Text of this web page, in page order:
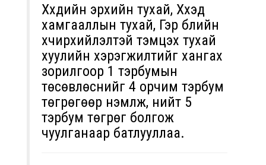
Хүүхдийн эрхийн тухай, Хүүхэд
хамгааллын тухай, Гэр бүлийн
хүчирхийлэлтэй тэмцэх тухай
хуулийн хэрэгжилтийг хангах
зорилгоор 1 тэрбумын
төсөвлөснийг 4 орчим тэрбум
төгрөгөөр нэмүүлж, нийт 5
тэрбум төгрөг болгож
чуулганаар батлууллаа.